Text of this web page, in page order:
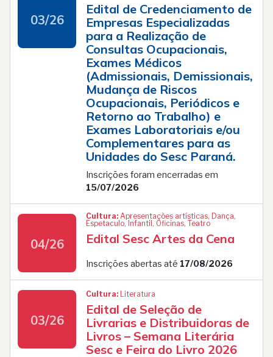
03/26
Edital de Credenciamento de
Empresas Especializadas
para a Realização de
Consultas Ocupacionais,
Exames Médicos
(Admissionais, Demissionais,
Mudança de Riscos
Ocupacionais, Periódicos e
Retorno ao Trabalho) e
Exames Laboratoriais e/ou
Complementares para as
Unidades do Sesc Paraná.
Inscrições foram encerradas em
15/07/2026
04/26
Cultura: Apresentações artísticas, Dança,
Espetaculo, Infantil, Oficinas, Teatro
Edital Sesc Artes da Cena
Inscrições abertas até 17/08/2026
03/26
Cultura: Literatura
Edital de Seleção de
Livrarias e Distribuidoras de
Livros – Semana Literária
Sesc e Feira do Livro 2026